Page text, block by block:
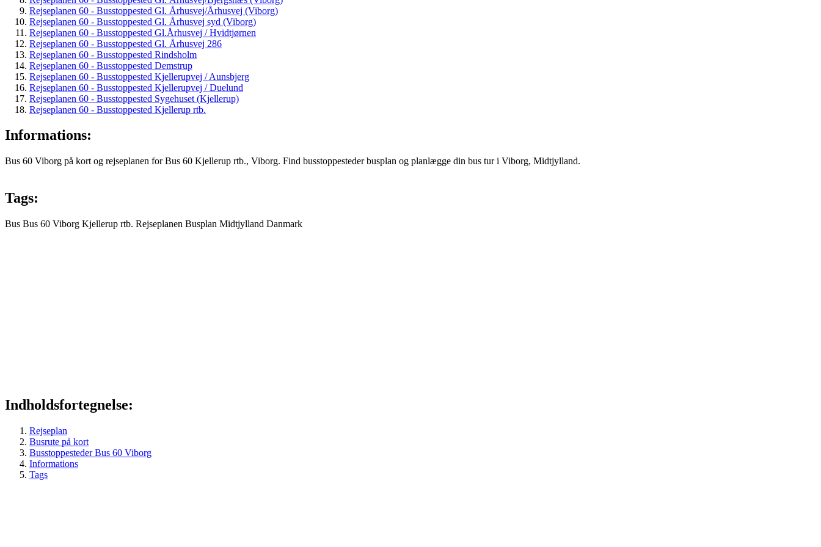
Rejseplanen 60 - Busstoppested Gl. Århusvej/Århusvej (Viborg)
Rejseplanen 60 - Busstoppested Gl. Århusvej syd (Viborg)
Rejseplanen 60 - Busstoppested Gl.Århusvej / Hvidtjørnen
Rejseplanen 60 - Busstoppested Gl. Århusvej 286
Rejseplanen 60 - Busstoppested Rindsholm
Rejseplanen 60 - Busstoppested Demstrup
Rejseplanen 60 - Busstoppested Kjellerupvej / Aunsbjerg
Rejseplanen 60 - Busstoppested Kjellerupvej / Duelund
Rejseplanen 60 - Busstoppested Sygehuset (Kjellerup)
Rejseplanen 60 - Busstoppested Kjellerup rtb.
Informations:
Bus 60 Viborg på kort og rejseplanen for Bus 60 Kjellerup rtb., Viborg. Find busstoppesteder busplan og planlægge din bus tur i Viborg, Midtjylland.
Tags:
Bus Bus 60 Viborg Kjellerup rtb. Rejseplanen Busplan Midtjylland Danmark
Indholdsfortegnelse:
Rejseplan
Busrute på kort
Busstoppesteder Bus 60 Viborg
Informations
Tags